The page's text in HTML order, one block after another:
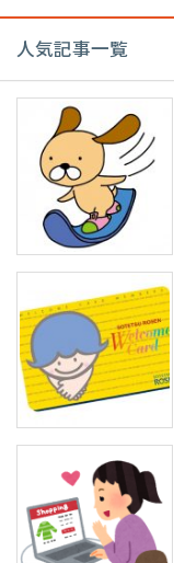
人気記事一覧